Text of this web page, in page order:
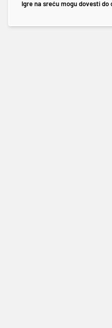
Igre na sreću mogu dovesti